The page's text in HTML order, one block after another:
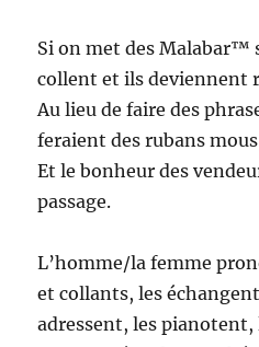
Si on met des Malabar™
collent et ils deviennent
Au lieu de faire des
feraient des rubans
Et le bonheur des
passage.
L’homme/la femme
et collants, les
adressent, les